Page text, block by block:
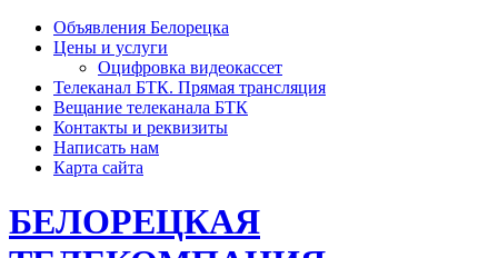
Объявления Белорецка
Цены и услуги
Оцифровка видеокассет
Телеканал БТК. Прямая трансляция
Вещание телеканала БТК
Контакты и реквизиты
Написать нам
Карта сайта
БЕЛОРЕЦКАЯ